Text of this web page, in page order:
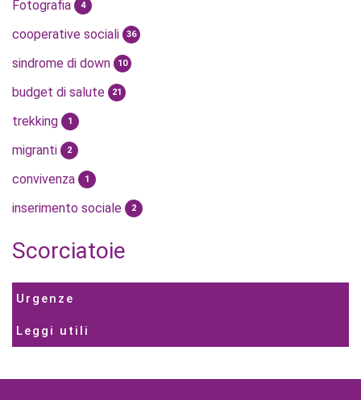
Fotografia 4
cooperative sociali 36
sindrome di down 10
budget di salute 21
trekking 1
migranti 2
convivenza 1
inserimento sociale 2
Scorciatoie
Urgenze
Leggi utili